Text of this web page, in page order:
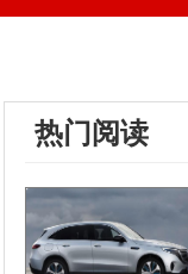
热门阅读